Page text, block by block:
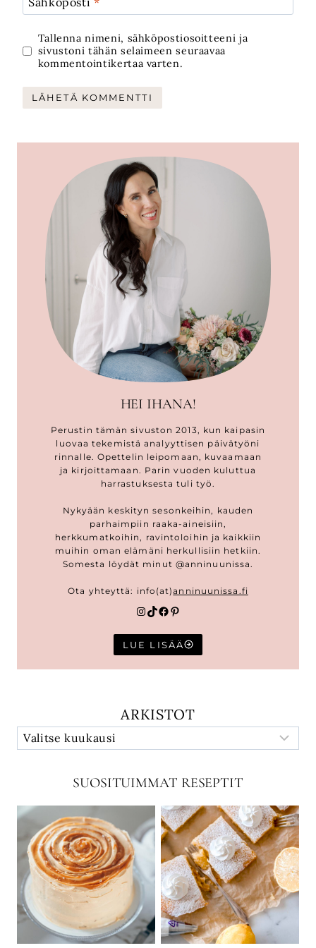
Tallenna nimeni, sähköpostiosoitteeni ja
sivustoni tähän selaimeen seuraavaa
kommentointikertaa varten.
HEI IHANA!
Perustin tämän sivuston 2013, kun kaipasin
luovaa tekemistä analyyttisen päivätyöni
rinnalle. Opettelin leipomaan, kuvaamaan
ja kirjoittamaan. Parin vuoden kuluttua
harrastuksesta tuli työ.
Nykyään keskityn sesonkeihin, kauden
parhaimpiin raaka-aineisiin,
herkkumatkoihin, ravintoloihin ja kaikkiin
muihin oman elämäni herkullisiin hetkiin.
Somesta löydät minut @anninuunissa.
Ota yhteyttä: info(at)anninuunissa.fi
Instagram
TikTok
Facebook
Pinterest
LUE LISÄÄ
ARKISTOT
SUOSITUIMMAT RESEPTIT